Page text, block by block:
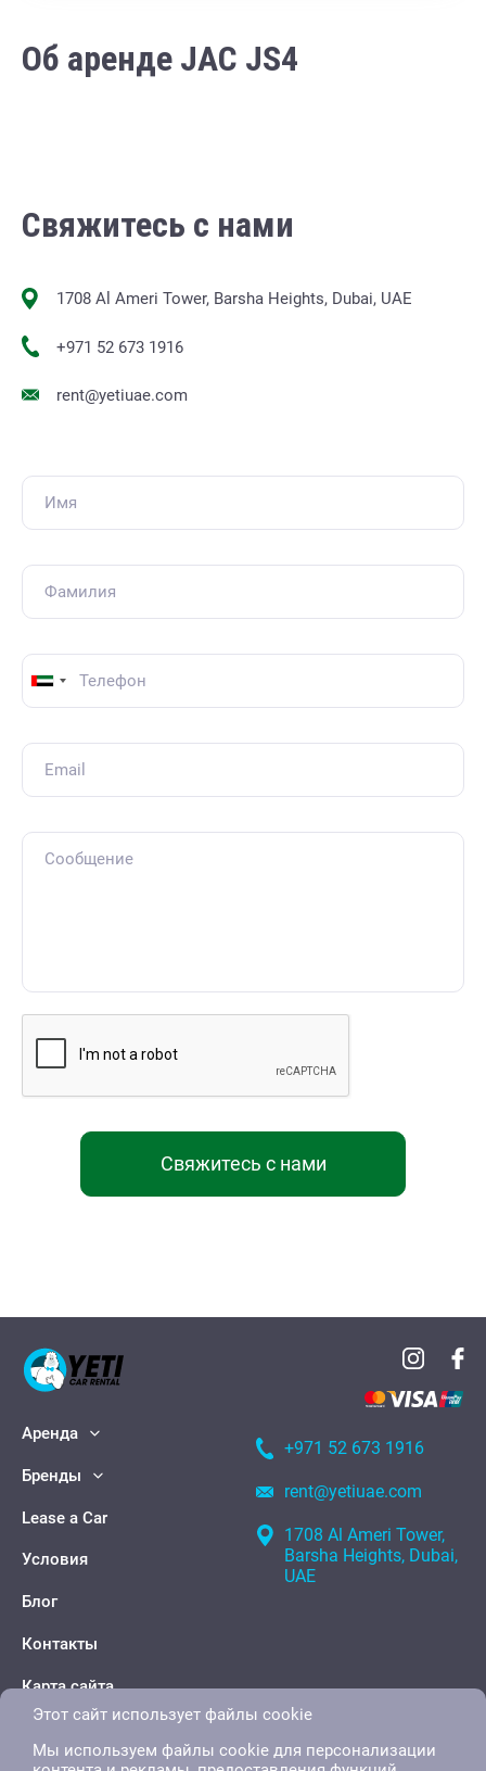
Об аренде JAC JS4
Свяжитесь с нами
1708 Al Ameri Tower, Barsha Heights, Dubai, UAE
+971 52 673 1916
rent@yetiuae.com
Свяжитесь с нами
Аренда
Бренды
Lease a Car
Условия
Блог
Контакты
Карта сайта
+971 52 673 1916
rent@yetiuae.com
1708 Al Ameri Tower,
Barsha Heights, Dubai,
UAE
Этот сайт использует файлы cookie
Мы используем файлы cookie для персонализации